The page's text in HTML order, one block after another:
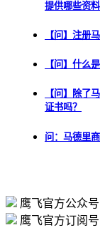
提供哪些资料
【问】注册
【问】什么
【问】除了
证书吗？
问：马德里
鹰飞官方公众号
鹰飞官方订阅号